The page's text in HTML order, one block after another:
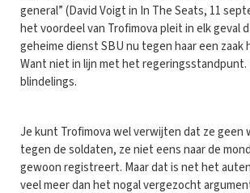
general” (David Voigt in In The Seats, 11
het voordeel van Trofimova pleit in elk geval
geheime dienst SBU nu tegen haar een zaak
Want niet in lijn met het regeringsstandpunt.
blindelings.
Je kunt Trofimova wel verwijten dat ze geen
tegen de soldaten, ze niet eens naar de
gewoon registreert. Maar dat is net het
veel meer dan het nogal vergezocht